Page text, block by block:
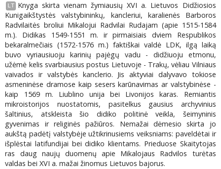
LT
Knyga skirta vienam žymiausių XVI a. Lietuvos Didžiosios
Kunigaikštystės valstybininkų, kancleriui, karalienės Barboros
Radvilaitės broliui Mikalojui Radvilai Rudajam (apie 1515-1584
m.). Didikas 1549-1551 m. ir pirmaisiais dviem Respublikos
bekaralmečiais (1572-1576 m.) faktiškai valdė LDK, ilgą laiką
buvo vyriausiuoju karinių pajėgų vadu - didžiuoju etmonu,
užėmė kelis svarbiausius postus Lietuvoje - Trakų, vėliau Vilniaus
vaivados ir valstybės kanclerio. Jis aktyviai dalyvavo tokiose
asmeninėse dramose kaip sesers karūnavimas ar valstybinėse -
kaip 1569 m. Liublino unija bei Livonijos karas. Remiantis
mikroistorijos nuostatomis, pasitelkus gausius archyvinius
šaltinius, atskleista šio didiko politinė veikla, šeimyninis
gyvenimas ir religinės pažiūros. Nemažai dėmesio skirta jo
aukštą padėtį valstybėje užtikrinusiems veiksniams: paveldėtai ir
išplėstai latifundijai bei didiko klientams. Prieduose Skaitytojas
ras daug naujų duomenų apie Mikalojaus Radvilos turėtas
valdas bei XVI a. mažai žinomus Lietuvos bajorus.